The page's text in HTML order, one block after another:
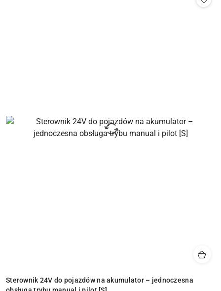
Sterownik 24V do pojazdów na akumulator – jednoczesna